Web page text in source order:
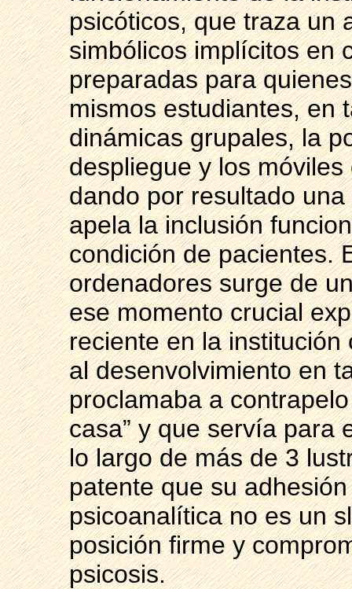
psicóticos, que traza un
simbólicos implícitos en
preparadas para
mismos estudiantes, en
dinámicas grupales, la
despliegue y los
dando por resultado
apela la inclusión
condición de pacientes.
ordenadores surge de
ese momento crucial
reciente en la
al desenvolvimiento en
proclamaba a
casa” y que servía para
lo largo de más de 3
patente que su
psicoanalítica no es un
posición firme y
psicosis.